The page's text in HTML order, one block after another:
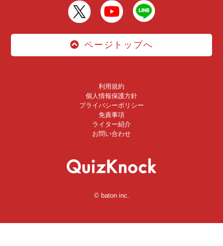
ページトップへ
利用規約
個人情報保護方針
プライバシーポリシー
免責事項
ライター紹介
お問い合わせ
© baton inc.